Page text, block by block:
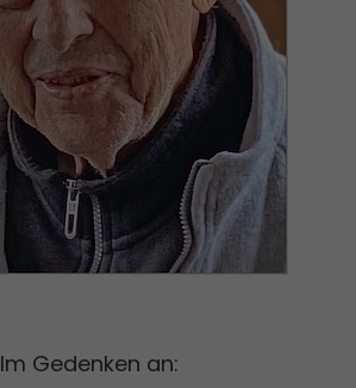
Im Gedenken an: